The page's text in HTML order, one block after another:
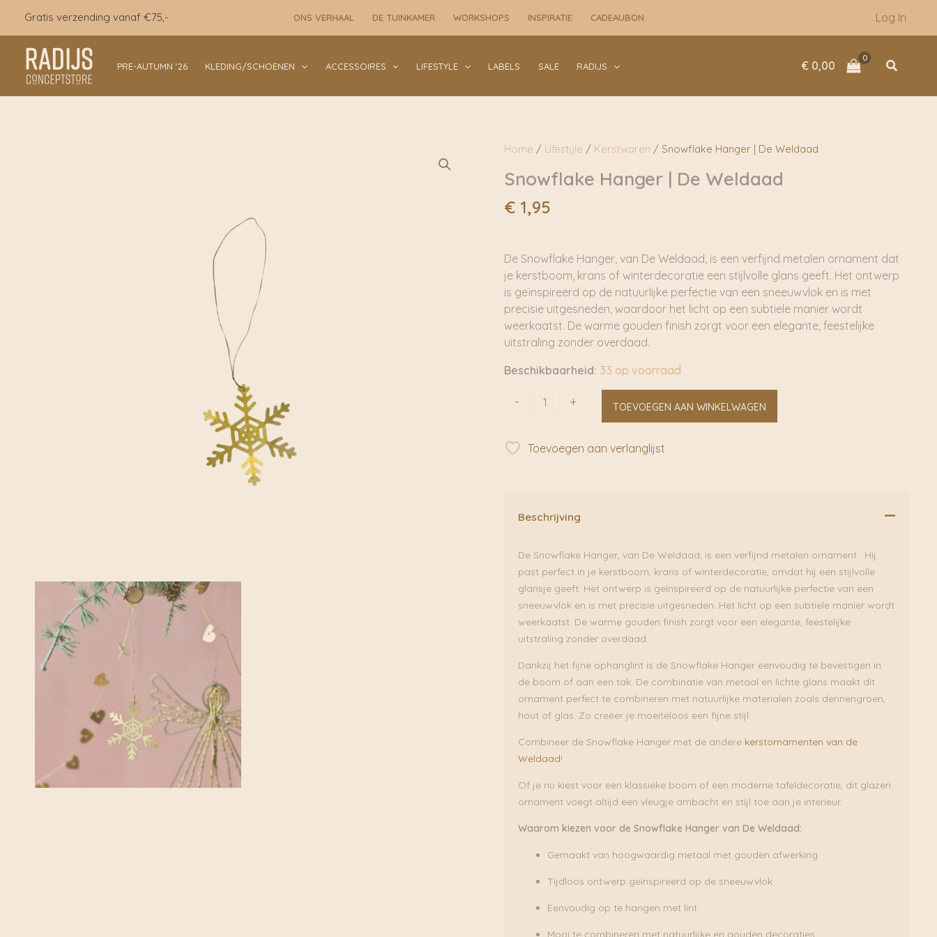
inhoud
Gratis verzending vanaf €75,- ONS VERHAAL DE TUINKAMER WORKSHOPS INSPIRATIE CADEAUBON Log In
PRE-AUTUMN ‘26 KLEDING/SCHOENEN ACCESSOIRES LIFESTYLE LABELS SALE RADIJS € 0,00 Zoeken
Home / Lifestyle / Kerstwaren / Snowflake Hanger | De Weldaad
Snowflake Hanger | De Weldaad
€1,95
De Snowflake Hanger, van De Weldaad, is een verfijnd metalen ornament dat
je kerstboom, krans of winterdecoratie een stijlvolle glans geeft. Het ontwerp
is geïnspireerd op de natuurlijke perfectie van een sneeuwvlok en is met
precisie uitgesneden, waardoor het licht op een subtiele manier wordt
weerkaatst. De warme gouden finish zorgt voor een elegante, feestelijke
uitstraling zonder overdaad.
Beschikbaarheid: 33 op voorraad
-
Snowflake
De
+ TOEVOEGEN AAN WINKELWAGEN
Toevoegen aan verlanglijst
Beschrijving
De Snowflake Hanger, van De Weldaad, is een verfijnd metalen ornament. Hij
past perfect in je kerstboom, krans of winterdecoratie, omdat hij een stijlvolle
glansje geeft. Het ontwerp is geïnspireerd op de natuurlijke perfectie van een
sneeuwvlok en is met precisie uitgesneden. Het licht op een subtiele manier wordt
weerkaatst. De warme gouden finish zorgt voor een elegante, feestelijke
uitstraling zonder overdaad.
Dankzij het fijne ophanglint is de Snowflake Hanger eenvoudig te bevestigen in
de boom of aan een tak. De combinatie van metaal en lichte glans maakt dit
ornament perfect te combineren met natuurlijke materialen zoals dennengroen,
hout of glas. Zo creëer je moeiteloos een fijne stijl.
Combineer de Snowflake Hanger met de andere kerstornamenten van de
Weldaad!
Of je nu kiest voor een klassieke boom of een moderne tafeldecoratie, dit glazen
ornament voegt altijd een vleugje ambacht en stijl toe aan je interieur.
Waarom kiezen voor de Snowflake Hanger van De Weldaad:
Gemaakt van hoogwaardig metaal met gouden afwerking
Tijdloos ontwerp geïnspireerd op de sneeuwvlok
Eenvoudig op te hangen met lint
Mooi te combineren met natuurlijke en gouden decoraties
De
Weldaad